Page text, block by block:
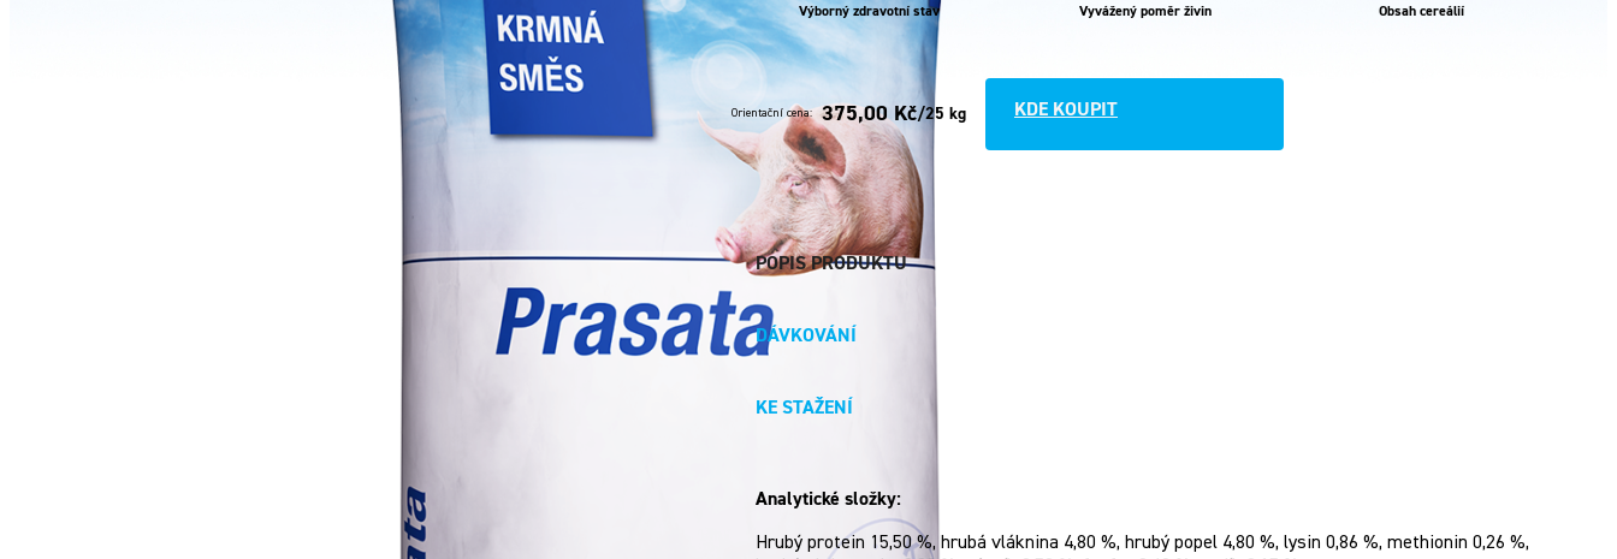
Výborný zdravotní stav Vyvážený poměr živin Obsah cereálií
Orientační cena: 375,00 Kč/25 kg KDE KOUPIT
POPIS PRODUKTU
DÁVKOVÁNÍ
KE STAŽENÍ
Analytické složky:
Hrubý protein 15,50 %, hrubá vláknina 4,80 %, hrubý popel 4,80 %, lysin 0,86 %, methionin 0,26 %,